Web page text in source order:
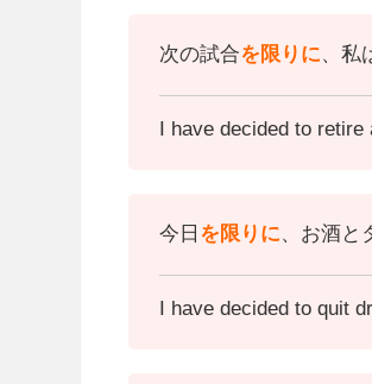
次の試合を限りに、私
I have decided to retire
今日 を限りに、お酒と
I have decided to quit